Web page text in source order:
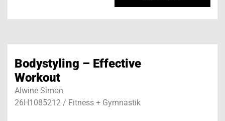
Bodystyling – Effective
Workout
Alwine Simon
26H1085212 / Fitness + Gymnastik